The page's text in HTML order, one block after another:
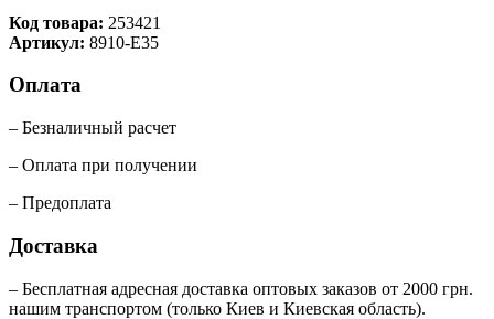
Код товара: 253421
Артикул: 8910-E35
Оплата
– Безналичный расчет
– Оплата при получении
– Предоплата
Доставка
– Бесплатная адресная доставка оптовых заказов от 2000 грн.
нашим транспортом (только Киев и Киевская область).